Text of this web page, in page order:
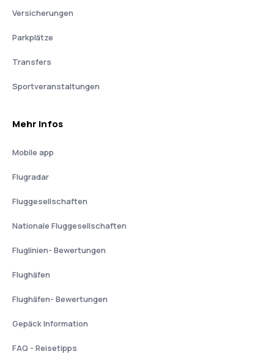
Versicherungen
Parkplätze
Transfers
Sportveranstaltungen
Mehr Infos
Mobile app
Flugradar
Fluggesellschaften
Nationale Fluggesellschaften
Fluglinien- Bewertungen
Flughäfen
Flughäfen- Bewertungen
Gepäck Information
FAQ - Reisetipps